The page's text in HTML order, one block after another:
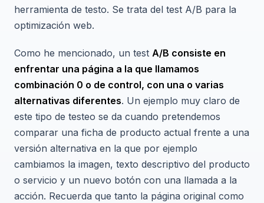
herramienta de testo. Se trata del test A/B para la
optimización web.
Como he mencionado, un test A/B consiste en
enfrentar una página a la que llamamos
combinación 0 o de control, con una o varias
alternativas diferentes. Un ejemplo muy claro de
este tipo de testeo se da cuando pretendemos
comparar una ficha de producto actual frente a una
versión alternativa en la que por ejemplo
cambiamos la imagen, texto descriptivo del producto
o servicio y un nuevo botón con una llamada a la
acción. Recuerda que tanto la página original como